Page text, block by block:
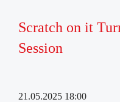
Scratch on it
Session
21.05.2025 18:00